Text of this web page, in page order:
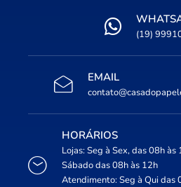
(19)
EMAIL
HORÁRIOS
Lojas: Seg à Sex, das 08h às
Sábado das 08h às 12h
Atendimento: Seg à Qui das